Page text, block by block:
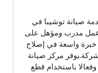
صيانة توشيبا في
عمل مدرب ومؤهل على
واسعة في إصلاح
مركز صيانة
باستخدام قطع